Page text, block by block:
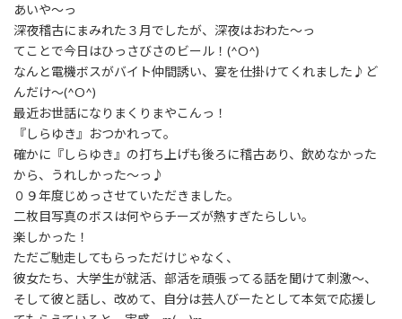
あいや〜っ
深夜稽古にまみれた３月でしたが、深夜はおわた〜っ
てことで今日はひっさびさのビール！(^O^)
なんと電機ボスがバイト仲間誘い、宴を仕掛けてくれました♪ど
んだけ〜(^O^)
最近お世話になりまくりまやこんっ！
『しらゆき』おつかれって。
確かに『しらゆき』の打ち上げも後ろに稽古あり、飲めなかった
から、うれしかった〜っ♪
０９年度じめっさせていただきました。
二枚目写真のボスは何やらチーズが熱すぎたらしい。
楽しかった！
ただご馳走してもらっただけじゃなく、
彼女たち、大学生が就活、部活を頑張ってる話を聞けて刺激〜、
そして彼と話し、改めて、自分は芸人びーたとして本気で応援し